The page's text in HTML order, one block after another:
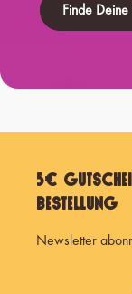
Finde Deine
5€
Bestellung
Newsletter